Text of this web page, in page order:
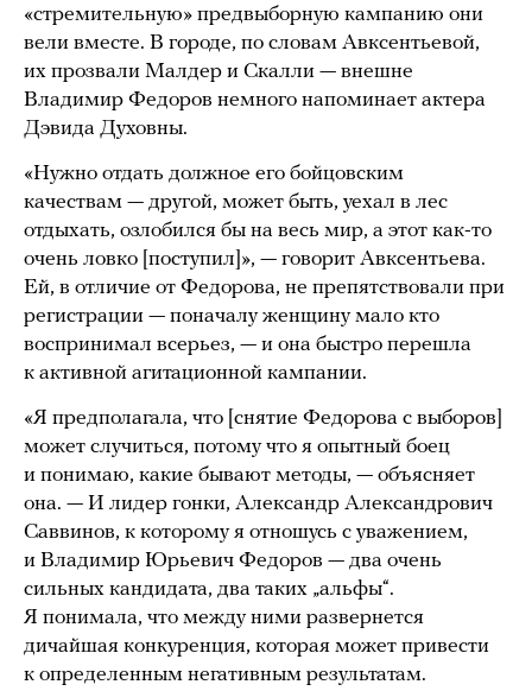
«стремительную» предвыборную кампанию они
вели вместе. В городе, по словам Авксентьевой,
их прозвали Малдер и Скалли — внешне
Владимир Федоров немного напоминает актера
Дэвида Духовны.
«Нужно отдать должное его бойцовским
качествам — другой, может быть, уехал в лес
отдыхать, озлобился бы на весь мир, а этот как-то
очень ловко [поступил]», — говорит Авксентьева.
Ей, в отличие от Федорова, не препятствовали при
регистрации — поначалу женщину мало кто
воспринимал всерьез, — и она быстро перешла
к активной агитационной кампании.
«Я предполагала, что [снятие Федорова с выборов]
может случиться, потому что я опытный боец
и понимаю, какие бывают методы, — объясняет
она. — И лидер гонки, Александр Александрович
Саввинов, к которому я отношусь с уважением,
и Владимир Юрьевич Федоров — два очень
сильных кандидата, два таких „альфы“.
Я понимала, что между ними развернется
дичайшая конкуренция, которая может привести
к определенным негативным результатам.